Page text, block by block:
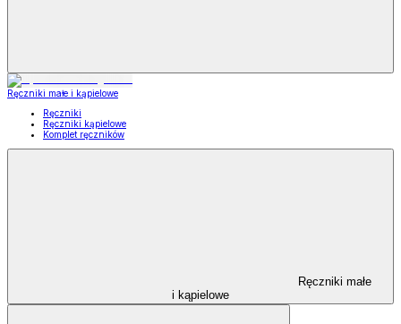
Ręczniki małe i kąpielowe
Ręczniki
Ręczniki kąpielowe
Komplet ręczników
Ręczniki małe
i kąpielowe